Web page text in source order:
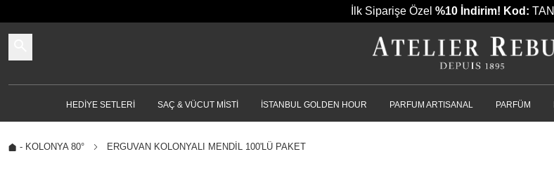
İlk Siparişe Özel %10 İndirim! Kod:
HEDIYE SETLERI SAÇ & VÜCUT MISTI İSTANBUL GOLDEN HOUR PARFUM ARTISANAL PARFÜM
- KOLONYA 80° ERGUVAN KOLONYALI MENDIL 100'LÜ PAKET